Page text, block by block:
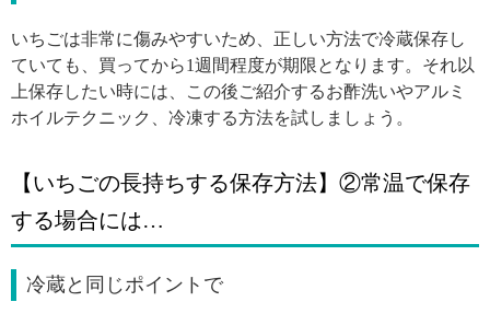
いちごは非常に傷みやすいため、正しい方法で冷蔵保存し
ていても、買ってから1週間程度が期限となります。それ以
上保存したい時には、この後ご紹介するお酢洗いやアルミ
ホイルテクニック、冷凍する方法を試しましょう。
【いちごの長持ちする保存方法】②常温で保存
する場合には…
冷蔵と同じポイントで